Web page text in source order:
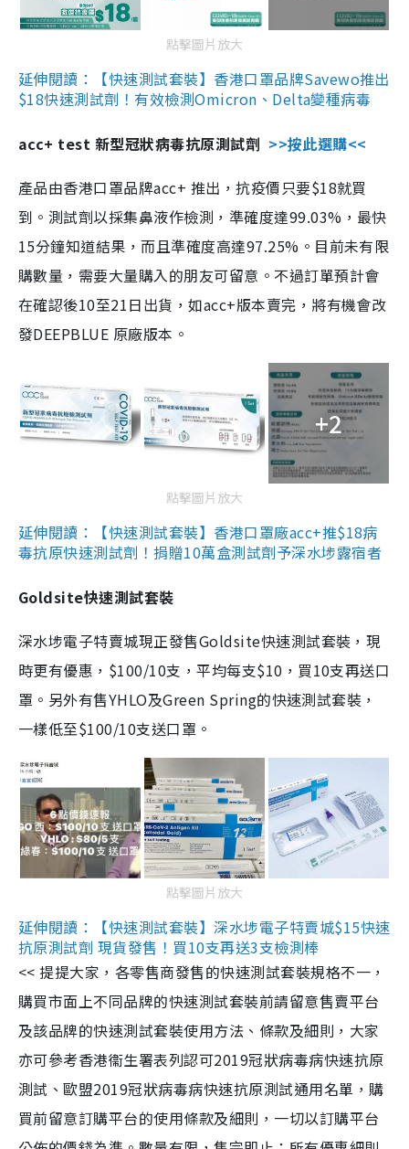
點擊圖片放大
延伸閱讀：【快速測試套裝】香港口罩品牌Savewo推出
$18快速測試劑！有效檢測Omicron、Delta變種病毒
acc+ test 新型冠狀病毒抗原測試劑 >>按此選購<<
產品由香港口罩品牌acc+ 推出，抗疫價只要$18就買
到。測試劑以採集鼻液作檢測，準確度達99.03%，最快
15分鐘知道結果，而且準確度高達97.25%。目前未有限
購數量，需要大量購入的朋友可留意。不過訂單預計會
在確認後10至21日出貨，如acc+版本賣完，將有機會改
發DEEPBLUE 原廠版本。
+2
點擊圖片放大
延伸閱讀：【快速測試套裝】香港口罩廠acc+推$18病
毒抗原快速測試劑！捐贈10萬盒測試劑予深水埗露宿者
Goldsite快速測試套裝
深水埗電子特賣城現正發售Goldsite快速測試套裝，現
時更有優惠，$100/10支，平均每支$10，買10支再送口
罩。另外有售YHLO及Green Spring的快速測試套裝，
一樣低至$100/10支送口罩。
點擊圖片放大
延伸閱讀：【快速測試套裝】深水埗電子特賣城$15快速
抗原測試劑 現貨發售！買10支再送3支檢測棒
<< 提提大家，各零售商發售的快速測試套裝規格不一，
購買市面上不同品牌的快速測試套裝前請留意售賣平台
及該品牌的快速測試套裝使用方法、條款及細則，大家
亦可參考香港衞生署表列認可2019冠狀病毒病快速抗原
測試、歐盟2019冠狀病毒病快速抗原測試通用名單，購
買前留意訂購平台的使用條款及細則，一切以訂購平台